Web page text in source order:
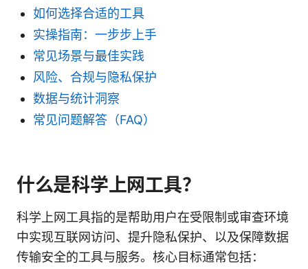
如何选择合适的工具
实操指南：一步步上手
常见场景与最佳实践
风险、合规与隐私保护
数据与统计洞察
常见问题解答（FAQ）
什么是科学上网工具？
科学上网工具指的是帮助用户在受限制或审查环境
中实现互联网访问、提升隐私保护、以及保障数据
传输安全的工具与服务。核心目标通常包括：